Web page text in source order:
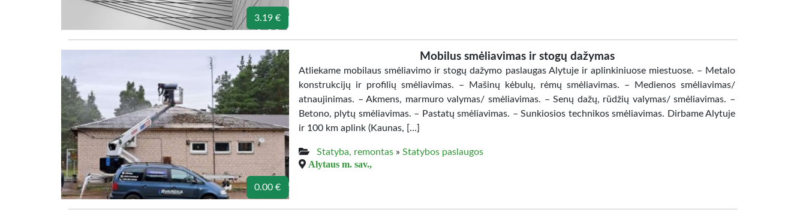
3.19 €
0.00 €
Mobilus smėliavimas ir stogų dažymas
Atliekame mobilaus smėliavimo ir stogų dažymo paslaugas Alytuje ir aplinkiniuose miestuose. – Metalo
konstrukcijų ir profilių smėliavimas. – Mašinų kėbulų, rėmų smėliavimas. – Medienos smėliavimas/
atnaujinimas. – Akmens, marmuro valymas/ smėliavimas. – Senų dažų, rūdžių valymas/ smėliavimas. –
Betono, plytų smėliavimas. – Pastatų smėliavimas. – Sunkiosios technikos smėliavimas. Dirbame Alytuje
ir 100 km aplink (Kaunas, […]
Statyba, remontas » Statybos paslaugos
Alytaus m. sav.,